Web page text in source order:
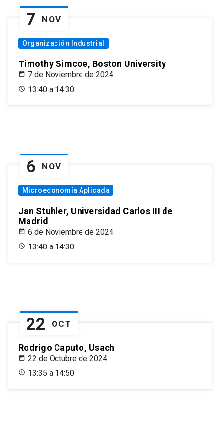
7 NOV
Organización Industrial
Timothy Simcoe, Boston University
7 de Noviembre de 2024
13:40 a 14:30
6 NOV
Microeconomía Aplicada
Jan Stuhler, Universidad Carlos III de
Madrid
6 de Noviembre de 2024
13:40 a 14:30
22 OCT
Rodrigo Caputo, Usach
22 de Octubre de 2024
13:35 a 14:50